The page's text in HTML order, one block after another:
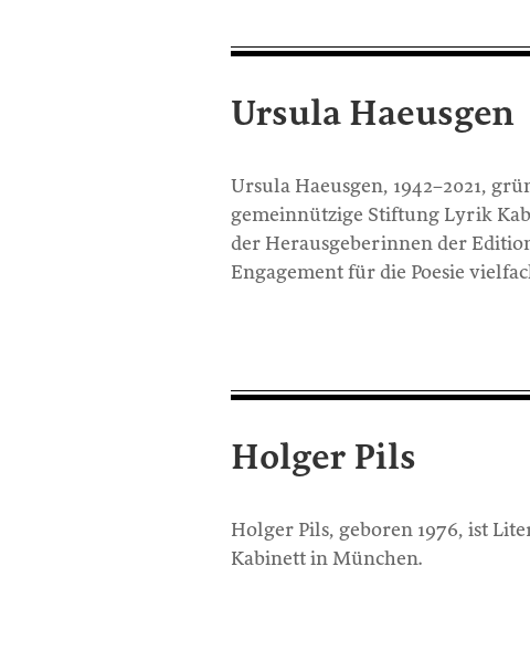
Ursula Haeusgen
Ursula Haeusgen, 1942–2021,
gemeinnützige Stiftung Lyrik
der Herausgeberinnen der
Engagement für die Poesie
Holger Pils
Holger Pils, geboren 1976, ist
Kabinett in München.